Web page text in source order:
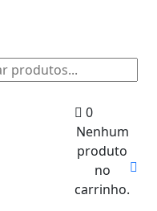
0
Nenhum
produto
no
carrinho.